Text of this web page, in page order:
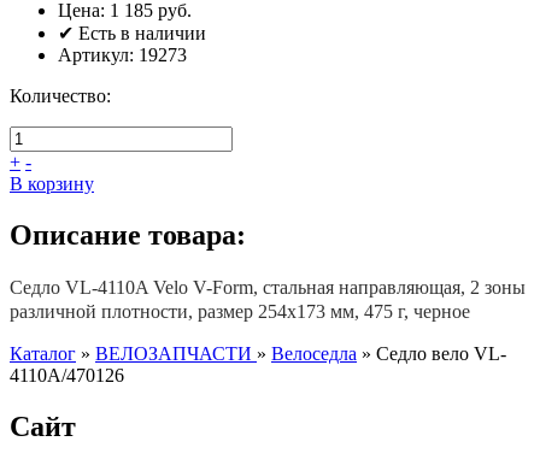
Цена: 1 185 руб.
✔ Есть в наличии
Артикул: 19273
Количество:
+ -
В корзину
Описание товара:
Седло VL-4110A Velo V-Form, стальная направляющая, 2 зоны
различной плотности, размер 254x173 мм, 475 г, черное
Каталог » ВЕЛОЗАПЧАСТИ » Велоседла » Седло вело VL-
4110А/470126
Сайт